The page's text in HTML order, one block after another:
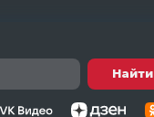
Найти